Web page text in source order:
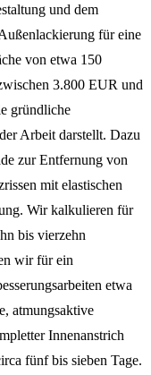
und dem
für eine
von etwa 150
3.800 EUR und
gründliche
Arbeit darstellt. Dazu
zur Entfernung von
mit elastischen
Wir kalkulieren für
bis vierzehn
wir für ein
etwa
atmungsaktive
Innenanstrich
fünf bis sieben Tage.